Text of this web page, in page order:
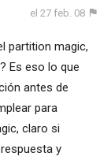
el 27 feb. 08
partition magic,
Es eso lo que
antes de
para
claro si
y